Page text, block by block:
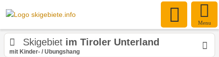
Menu
Skigebiet im Tiroler Unterland
mit Kinder- / Übungshang